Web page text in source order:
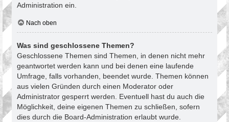
Administration ein.
Nach oben
Was sind geschlossene Themen?
Geschlossene Themen sind Themen, in denen nicht mehr
geantwortet werden kann und bei denen eine laufende
Umfrage, falls vorhanden, beendet wurde. Themen können
aus vielen Gründen durch einen Moderator oder
Administrator gesperrt werden. Eventuell hast du auch die
Möglichkeit, deine eigenen Themen zu schließen, sofern
dies durch die Board-Administration erlaubt wurde.